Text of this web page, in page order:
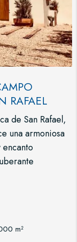
RAFAEL
de San Rafael,
una armoniosa
m²